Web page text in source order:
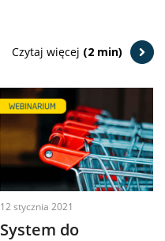
Czytaj więcej (2 min)
12 stycznia 2021
System do